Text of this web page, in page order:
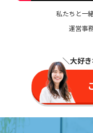
私たちと一
運営事
＼大好